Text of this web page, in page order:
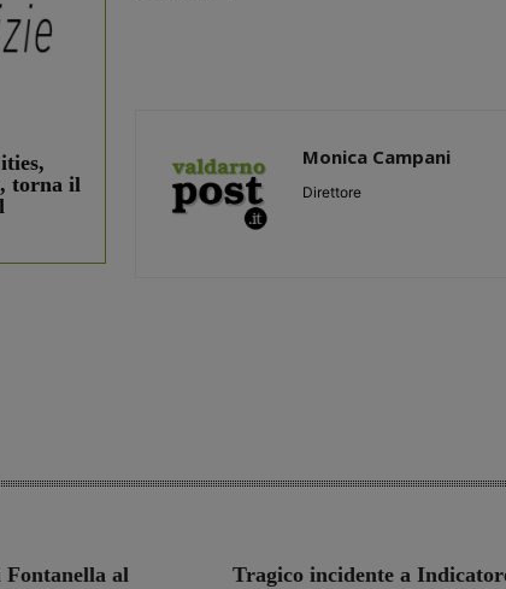
torna il
Monica Campani
Direttore
al
Tragico incidente a